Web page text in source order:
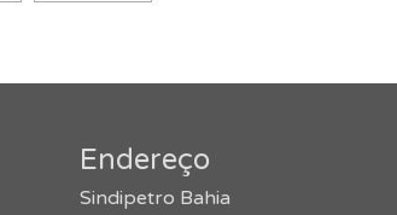
Endereço
Sindipetro Bahia